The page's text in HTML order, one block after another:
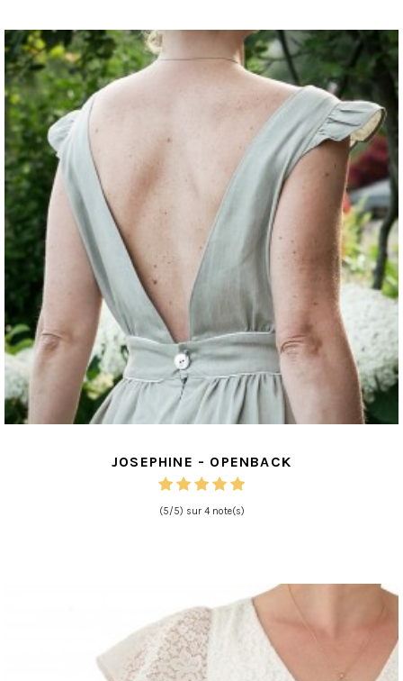
JOSEPHINE - OPENBACK
(5/5) sur 4 note(s)